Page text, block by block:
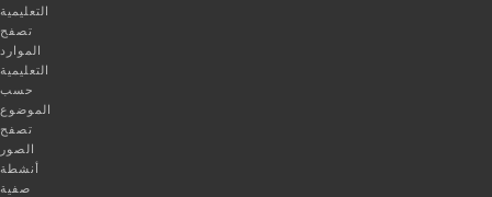
التعليمية
تصفح
الموارد
التعليمية
حسب
الموضوع
تصفح
الصور
أنشطة
صفية